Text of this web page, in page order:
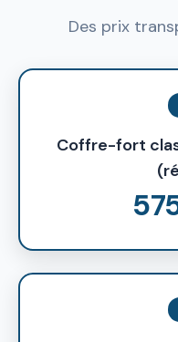
Des prix
Coffre-fort